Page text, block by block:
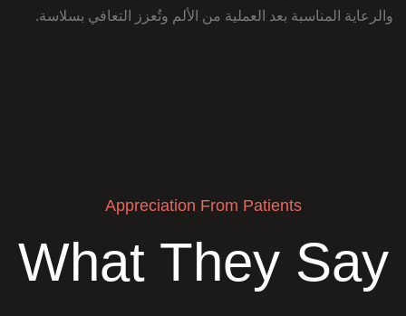
والرعاية المناسبة بعد العملية من الألم وتُعزز التعافي بسلاسة.
Appreciation From Patients
What They Say